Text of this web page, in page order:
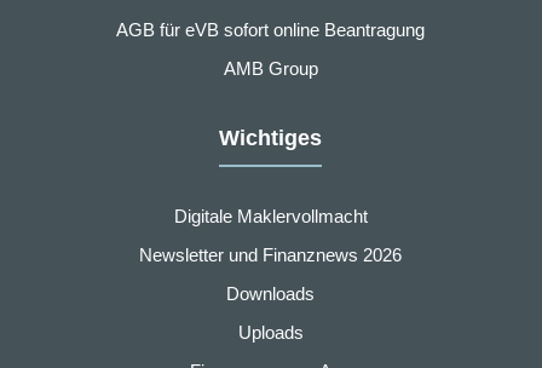
AGB für eVB sofort online Beantragung
AMB Group
Wichtiges
Digitale Maklervollmacht
Newsletter und Finanznews 2026
Downloads
Uploads